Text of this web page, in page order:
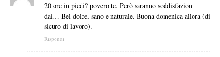
20 ore in piedi? povero te. Però saranno soddisfazioni
dai… Bel dolce, sano e naturale. Buona domenica allora (di
sicuro di lavoro).
Rispondi